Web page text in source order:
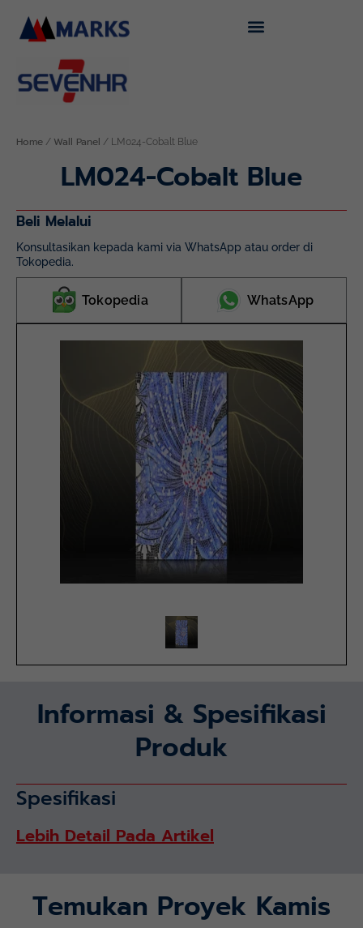
content
Home / Wall Panel / LM024-Cobalt Blue
LM024-Cobalt Blue
Beli Melalui
Konsultasikan kepada kami via WhatsApp atau order di
Tokopedia.
Tokopedia WhatsApp
Informasi & Spesifikasi
Produk
Spesifikasi
Lebih Detail Pada Artikel
Temukan Proyek Kamis